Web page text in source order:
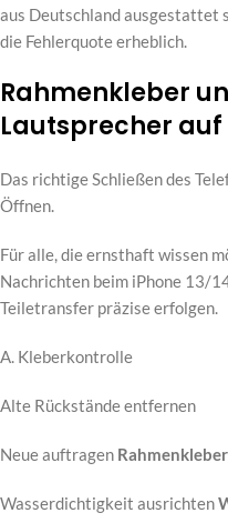
aus Deutschland ausgestattet
die Fehlerquote erheblich.
Rahmenkleber
Lautsprecher auf
Das richtige Schließen des
Öffnen.
Für alle, die ernsthaft wissen
Nachrichten beim iPhone 13/
Teiletransfer präzise erfolgen.
A. Kleberkontrolle
Alte Rückstände entfernen
Neue auftragen
Wasserdichtigkeit ausrichten